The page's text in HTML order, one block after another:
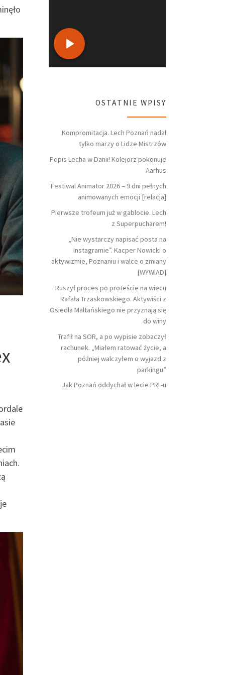
OSTATNIE WPISY
Kompromitacja. Lech Poznań nadal
tylko marzy o Lidze Mistrzów
Popis Lecha w Danii! Kolejorz pokonuje
Aarhus
Festiwal Animator 2026 – 9 dni pełnych
animowanych emocji [relacja]
Pierwsze trofeum już w gablocie. Lech
z Superpucharem!
„Nie wystarczy napisać posta na
Instagramie”. Kacper Nowicki o
aktywizmie, Poznaniu i walce o zmiany
[WYWIAD]
Ruszył proces po proteście na wiecu
Rafała Trzaskowskiego. Aktywiści z
Osiedla Maltańskiego nie przyznają się
do winy
Trafił na SOR, a po wypisie zobaczył
rachunek. „Miałem ratować życie, a
później walczyłem o wyjazd z
parkingu”
Jak Poznań oddychał w lecie PRL-u